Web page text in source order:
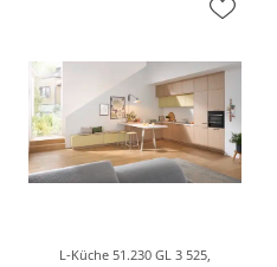
L-Küche 51.230 GL 3 525,